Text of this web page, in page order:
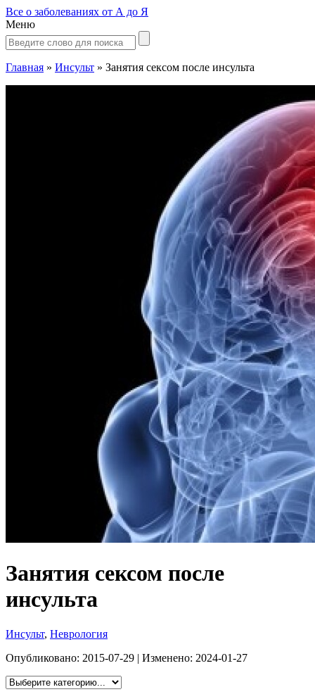
Все о заболеваниях от А до Я
Меню
Главная » Инсульт » Занятия сексом после инсульта
Занятия сексом после
инсульта
Инсульт, Неврология
Опубликовано: 2015-07-29 | Изменено: 2024-01-27